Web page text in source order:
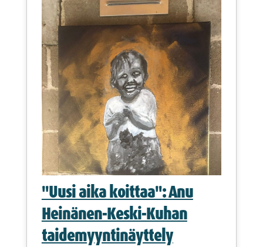
"Uusi aika koittaa": Anu
Heinänen-Keski-Kuhan
taidemyyntinäyttely